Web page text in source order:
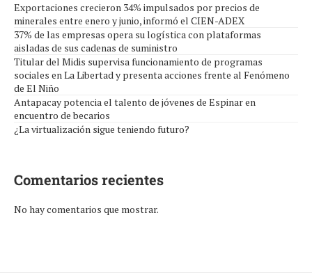
Exportaciones crecieron 34% impulsados por precios de
minerales entre enero y junio, informó el CIEN-ADEX
37% de las empresas opera su logística con plataformas
aisladas de sus cadenas de suministro
Titular del Midis supervisa funcionamiento de programas
sociales en La Libertad y presenta acciones frente al Fenómeno
de El Niño
Antapacay potencia el talento de jóvenes de Espinar en
encuentro de becarios
¿La virtualización sigue teniendo futuro?
Comentarios recientes
No hay comentarios que mostrar.